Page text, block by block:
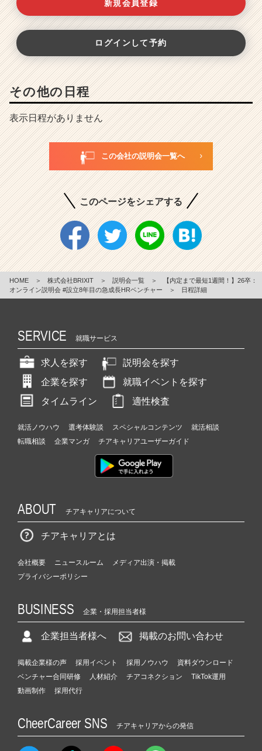
新規会員登録
ログインして予約
その他の日程
表示日程がありません
この会社の説明会一覧へ
このページをシェアする
HOME ＞ 株式会社BRIXIT ＞ 説明会一覧 ＞
【内定まで最短1週間！】26卒：
オンライン説明会 #設立8年目の急成長HRベンチャー
＞ 日程詳細
SERVICE 就職サービス
求人を探す
説明会を探す
企業を探す
就職イベントを探す
タイムライン
適性検査
就活ノウハウ 選考体験談 スペシャルコンテンツ
就活相談
転職相談
企業マンガ チアキャリアユーザーガイド
ABOUT チアキャリアについて
チアキャリアとは
会社概要 ニュースルーム
メディア出演・掲載
プライバシーポリシー
BUSINESS 企業・採用担当者様
企業担当者様へ 掲載のお問い合わせ
掲載企業様の声 採用イベント 採用ノウハウ
資料ダウンロード
ベンチャー合同研修
人材紹介 チアコネクション
TikTok運用
動画制作
採用代行
CheerCareer SNS チアキャリアからの発信